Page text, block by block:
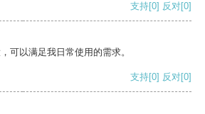
支持[0] 反对[0]
可以满足我日常使用的需求。
支持[0] 反对[0]